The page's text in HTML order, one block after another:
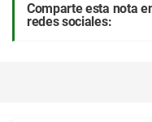
Comparte esta nota
redes sociales: